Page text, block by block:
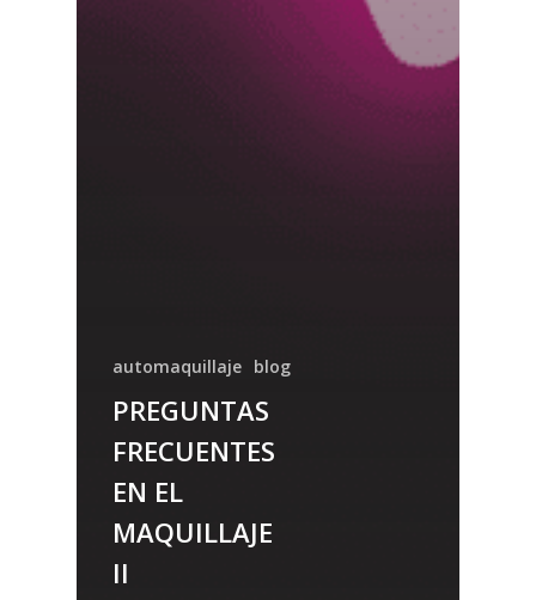
automaquillaje blog
PREGUNTAS
FRECUENTES
EN EL
MAQUILLAJE
II